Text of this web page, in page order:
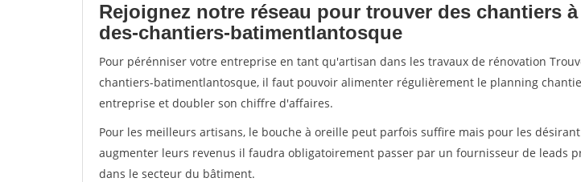
Rejoignez notre réseau pour trouver des chantiers
des-chantiers-batimentlantosque
Pour pérénniser votre entreprise en tant qu'artisan dans les travaux de rénovation
chantiers-batimentlantosque, il faut pouvoir alimenter régulièrement le planning
entreprise et doubler son chiffre d'affaires.
Pour les meilleurs artisans, le bouche à oreille peut parfois suffire mais pour les
augmenter leurs revenus il faudra obligatoirement passer par un fournisseur de leads
dans le secteur du bâtiment.